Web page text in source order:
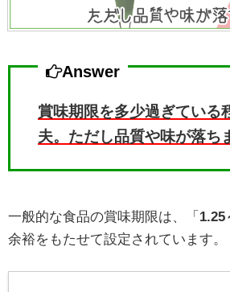
Answer
賞味期限を多少過ぎている
夫。ただし品質や味が落ち
一般的な食品の賞味期限は、「 1.25
余裕をもたせて設定されています。